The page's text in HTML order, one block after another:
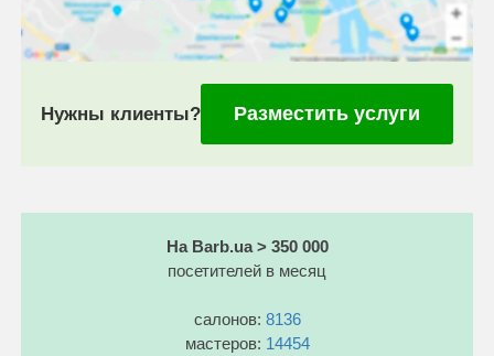
Нужны клиенты? Разместить услуги
На Barb.ua > 350 000
посетителей в месяц
салонов: 8136
мастеров: 14454